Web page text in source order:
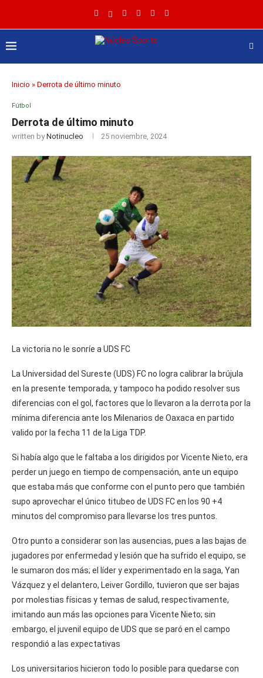
Inicio » Derrota de último minuto
Fútbol
Derrota de último minuto
written byNotinucleo 25 noviembre, 2024
La victoria no le sonríe a UDS FC
La Universidad del Sureste (UDS) FC no logra calibrar la brújula
en la presente temporada, y tampoco ha podido resolver sus
diferencias con el gol, factores que lo llevaron a la derrota por la
mínima diferencia ante los Milenarios de Oaxaca en partido
valido por la fecha 11 de la Liga TDP.
Si había algo que le faltaba a los dirigidos por Vicente Nieto, era
perder un juego en tiempo de compensación, ante un equipo
que estaba más que conforme con el punto pero que también
supo aprovechar el único titubeo de UDS FC en los 90 +4
minutos del compromiso para llevarse los tres puntos.
Otro punto a considerar son las ausencias, pues a las bajas de
jugadores por enfermedad y lesión que ha sufrido el equipo, se
le sumaron dos más; el líder y experimentado en la saga, Yan
Vázquez y el delantero, Leiver Gordillo, tuvieron que ser bajas
por molestias físicas y temas de salud, respectivamente,
imitando aun más las opciones para Vicente Nieto; sin
embargo, el juvenil equipo de UDS que se paró en el campo
respondió a las expectativas
Los universitarios hicieron todo lo posible para quedarse con